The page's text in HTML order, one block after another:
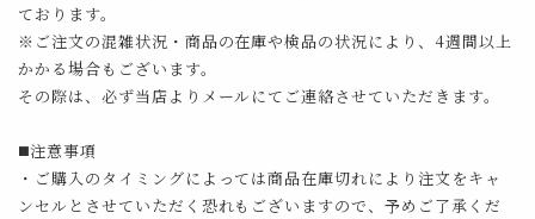
ております。
※ご注文の混雑状況・商品の在庫や検品の状況により、4週間以上
かかる場合もございます。
その際は、必ず当店よりメールにてご連絡させていただきます。
◼️注意事項
・ご購入のタイミングによっては商品在庫切れにより注文をキャ
ンセルとさせていただく恐れもございますので、予めご了承くだ